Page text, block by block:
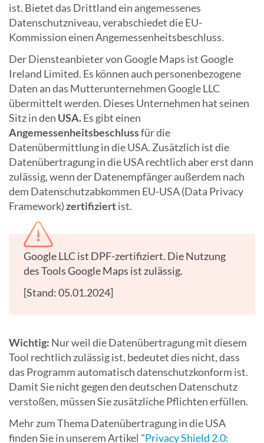
ist. Bietet das Drittland ein angemessenes
Datenschutzniveau, verabschiedet die EU-
Kommission einen Angemessenheitsbeschluss.
Der Diensteanbieter von Google Maps ist Google
Ireland Limited. Es können auch personenbezogene
Daten an das Mutterunternehmen Google LLC
übermittelt werden. Dieses Unternehmen hat seinen
Sitz in den USA.Es gibt einen
Angemessenheitsbeschlussfür die
Datenübermittlung in die USA. Zusätzlich ist die
Datenübertragung in die USA rechtlich aber erst dann
zulässig, wenn der Datenempfänger außerdem nach
dem Datenschutzabkommen EU-USA (Data Privacy
Framework)zertifiziertist.
Google LLC ist DPF-zertifiziert. Die Nutzung
des Tools Google Maps ist zulässig.
[Stand: 05.01.2024]
Wichtig: Nur weil die Datenübertragung mit diesem
Tool rechtlich zulässig ist, bedeutet dies nicht, dass
das Programm automatisch datenschutzkonform ist.
Damit Sie nicht gegen den deutschen Datenschutz
verstoßen, müssen Sie zusätzliche Pflichten erfüllen.
Mehr zum Thema Datenübertragung in die USA
finden Sie in unserem Artikel "Privacy Shield 2.0: